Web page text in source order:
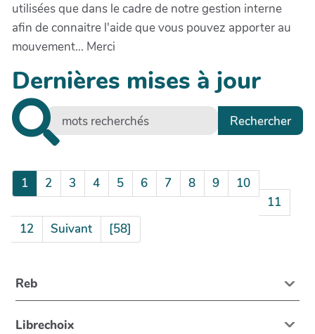
utilisées que dans le cadre de notre gestion interne
afin de connaitre l'aide que vous pouvez apporter au
mouvement... Merci
Dernières mises à jour
1 2 3 4 5 6 7 8 9
10
11
12
Suivant [58]
Reb
Librechoix